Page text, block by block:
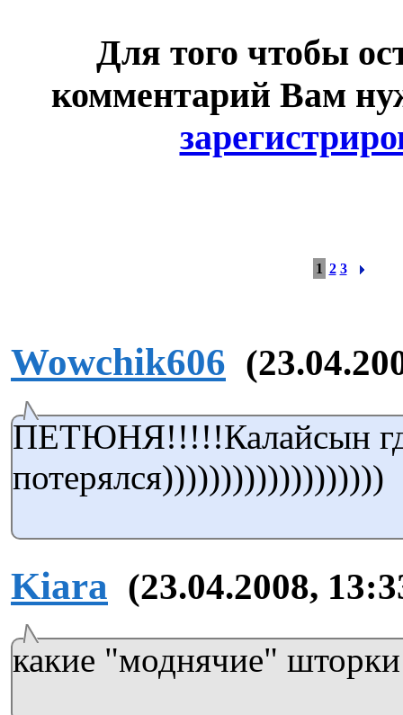
Для того чтобы
комментарий Вам
1 2 3
Wowchik606
ПЕТЮНЯ!!!!!Калайсын
потерялся)))))))))))))))))))
Kiara (23.04.2008,
какие "моднячие"